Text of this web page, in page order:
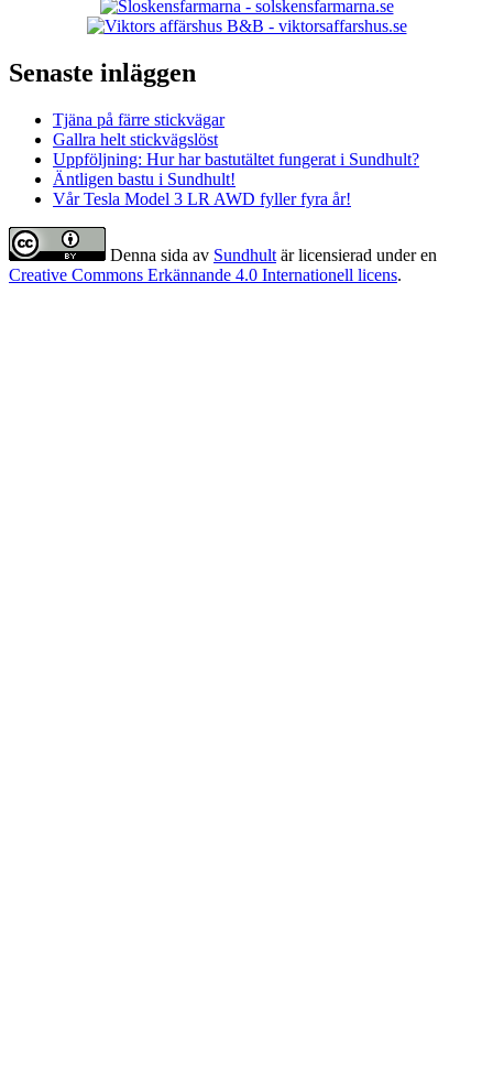
Senaste inläggen
Tjäna på färre stickvägar
Gallra helt stickvägslöst
Uppföljning: Hur har bastutältet fungerat i Sundhult?
Äntligen bastu i Sundhult!
Vår Tesla Model 3 LR AWD fyller fyra år!
Denna sida av Sundhult är licensierad under en
Creative Commons Erkännande 4.0 Internationell licens.